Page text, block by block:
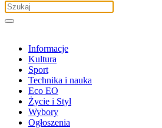
Informacje
Kultura
Sport
Technika i nauka
Eco EO
Życie i Styl
Wybory
Ogłoszenia